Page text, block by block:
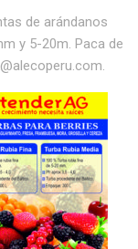
de arándanos
y 5-20m. Paca de